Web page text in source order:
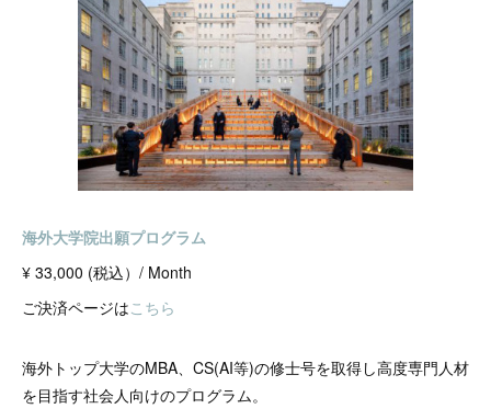
海外大学院出願プログラム
¥ 33,000 (税込）/ Month
ご決済ページは こちら
海外トップ大学のMBA、CS(AI等)の修士号を取得し高度専門人材
を目指す社会人向けのプログラム。